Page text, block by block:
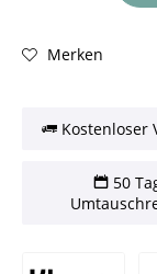
Merken
Kostenloser
50